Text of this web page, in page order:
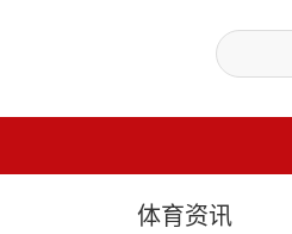
体育资讯